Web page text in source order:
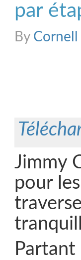
par
By Cornell
Jimmy
pour